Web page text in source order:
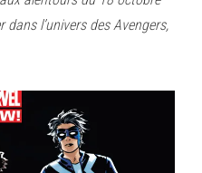
dans l’univers des Avengers,